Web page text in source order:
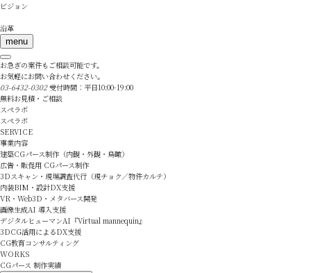
ビジョン
沿革
menu
お急ぎの案件もご相談可能です。
お気軽にお問い合わせください。
03-6432-0302 受付時間：平日10:00-19:00
無料お見積・ご相談
スペラボ
スペラボ
SERVICE
事業内容
建築CGパース制作（内観・外観・鳥瞰）
広告・販促用 CGパース制作
3Dスキャン・現場調査代行（現チョク／物件カルテ）
内装BIM・設計DX支援
VR・Web3D・メタバース開発
画像生成AI 導入支援
デジタルヒューマンAI『Virtual mannequin』
3DCG活用によるDX支援
CG教育コンサルティング
WORKS
CGパース 制作実績